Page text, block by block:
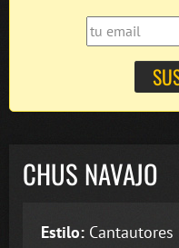
CHUS NAVAJO
Estilo: Cantautores